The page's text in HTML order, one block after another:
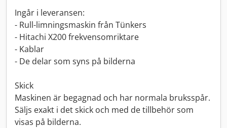
Ingår i leveransen:
- Rull-limningsmaskin från Tünkers
- Hitachi X200 frekvensomriktare
- Kablar
- De delar som syns på bilderna
Skick
Maskinen är begagnad och har normala bruksspår.
Säljs exakt i det skick och med de tillbehör som
visas på bilderna.